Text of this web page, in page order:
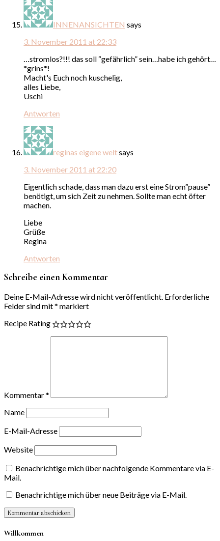
INNENANSICHTEN says
3. November 2011 at 22:33
…stromlos?!!! das soll “gefährlich” sein…habe ich gehört…
*grins*!
Macht's Euch noch kuschelig,
alles Liebe,
Uschi
Antworten
reginas eigene weltsays
3. November 2011 at 22:20
Eigentlich schade, dass man dazu erst eine Strom”pause”
benötigt, um sich Zeit zu nehmen. Sollte man echt öfter
machen.
Liebe
Grüße
Regina
Antworten
Schreibe einen Kommentar
Deine E-Mail-Adresse wird nicht veröffentlicht. Erforderliche
Felder sind mit* markiert
Recipe Rating
Kommentar*
Name
E-Mail-Adresse
Website
Benachrichtige mich über nachfolgende Kommentare via E-
Mail.
Benachrichtige mich über neue Beiträge via E-Mail.
Willkommen